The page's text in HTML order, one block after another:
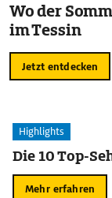
Wo der
im Tessin
Jetzt entdecken
Highlights
Die 10 Top-
Mehr erfahren